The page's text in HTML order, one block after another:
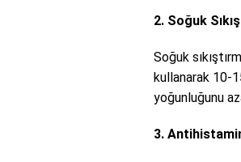
2. Soğuk
Soğuk
kullanarak 10-
yoğunluğunu
3.